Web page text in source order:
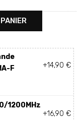
F
+14,90 €
1200MHz
+16,90 €